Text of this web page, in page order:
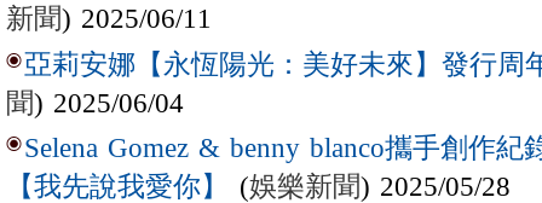
新聞) 2025/06/11
亞莉安娜【永恆陽光：美好未來】發行周
聞) 2025/06/04
Selena Gomez & benny blanco攜手創作
【我先說我愛你】
(娛樂新聞) 2025/05/28